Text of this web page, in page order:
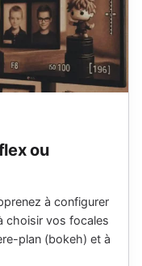
ou
à configurer
choisir vos focales
plan (bokeh) et à